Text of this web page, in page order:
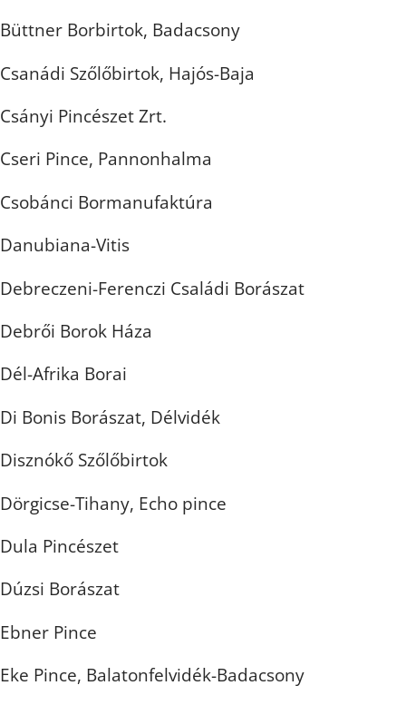
Büttner Borbirtok, Badacsony
Csanádi Szőlőbirtok, Hajós-Baja
Csányi Pincészet Zrt.
Cseri Pince, Pannonhalma
Csobánci Bormanufaktúra
Danubiana-Vitis
Debreczeni-Ferenczi Családi Borászat
Debrői Borok Háza
Dél-Afrika Borai
Di Bonis Borászat, Délvidék
Disznókő Szőlőbirtok
Dörgicse-Tihany, Echo pince
Dula Pincészet
Dúzsi Borászat
Ebner Pince
Eke Pince, Balatonfelvidék-Badacsony